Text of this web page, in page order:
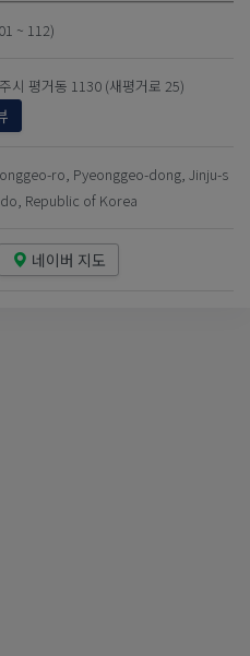
~ 112)
시 평거동 1130 (새평거로 25)
ro, Pyeonggeo-dong, Jinju-s
Republic of Korea
네이버 지도